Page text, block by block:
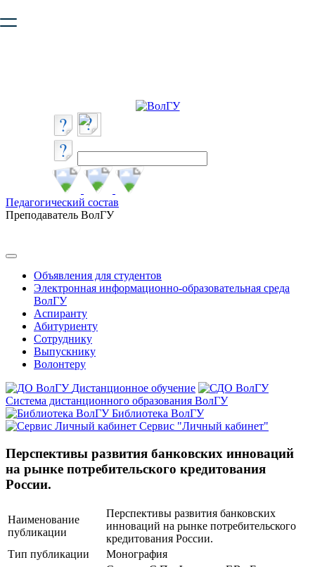
безопасную работу с сайтом. Пожалуйста
Педагогический состав
Преподаватель ВолГУ
Объявления для студентов
Электронная информационно-образовательная среда
ВолГУ
Аспиранту
Абитуриенту
Сотруднику
Выпускнику
Волонтеру
Дистанционное обучение
Система дистанционного образования ВолГУ
Библиотека ВолГУ
Сервис "Личный кабинет"
Перспективы развития банковских инноваций
на рынке потребительского кредитования
России.
Наименование
публикации
Перспективы развития банковских
инноваций на рынке потребительского
кредитования России.
Тип публикации
Монография